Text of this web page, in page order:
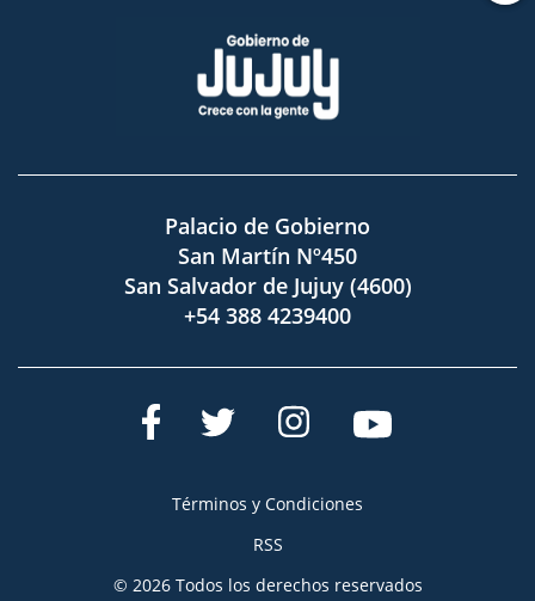
Palacio de Gobierno
San Martín Nº450
San Salvador de Jujuy (4600)
+54 388 4239400
Términos y Condiciones
RSS
© 2026 Todos los derechos reservados